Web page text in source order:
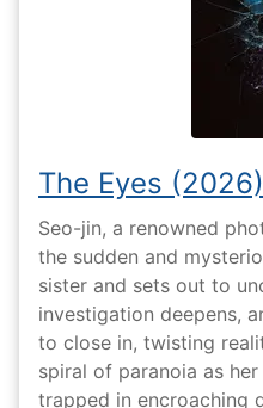
The Eyes (2026)
Seo-jin, a renowned
the sudden and
sister and sets out to
investigation deepens,
to close in, twisting
spiral of paranoia as
trapped in encroaching